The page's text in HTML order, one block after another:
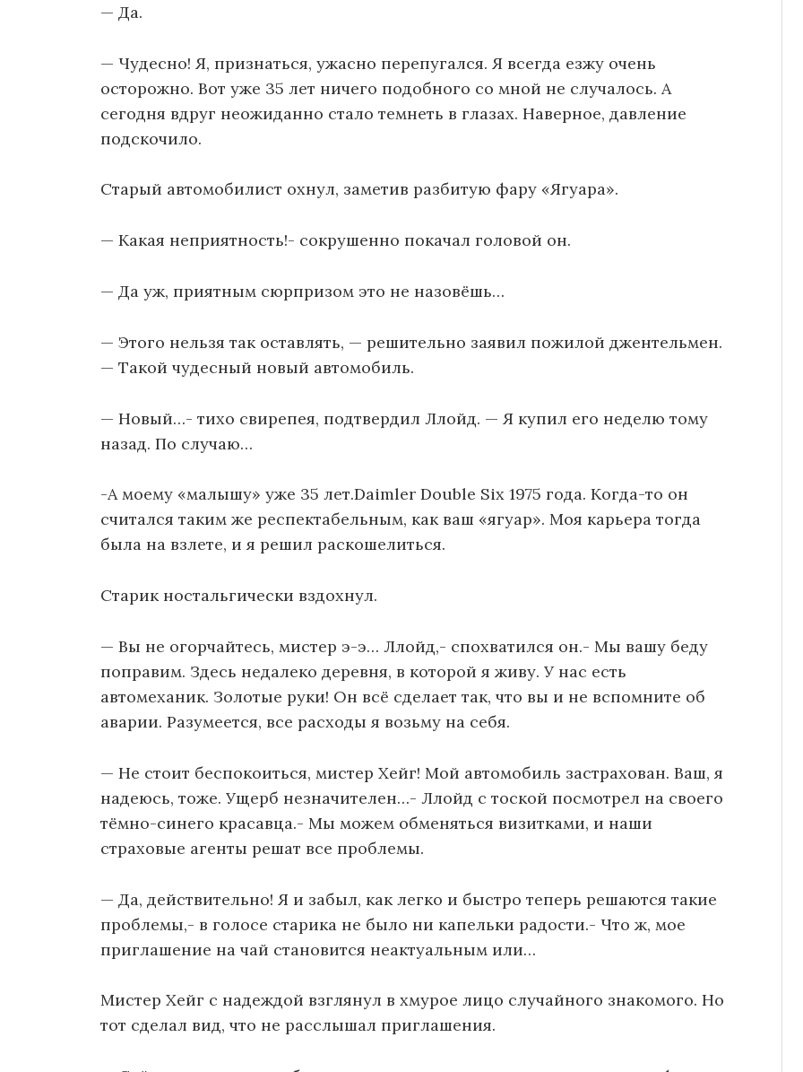
— Да.
— Чудесно! Я, признаться, ужасно перепугался. Я всегда езжу очень
осторожно. Вот уже 35 лет ничего подобного со мной не случалось. А
сегодня вдруг неожиданно стало темнеть в глазах. Наверное, давление
подскочило.
Старый автомобилист охнул, заметив разбитую фару «Ягуара».
— Какая неприятность!- сокрушенно покачал головой он.
— Да уж, приятным сюрпризом это не назовёшь…
— Этого нельзя так оставлять, — решительно заявил пожилой джентельмен.
— Такой чудесный новый автомобиль.
— Новый…- тихо свирепея, подтвердил Ллойд. — Я купил его неделю тому
назад. По случаю…
-А моему «малышу» уже 35 лет.Daimler Double Six 1975 года. Когда-то он
считался таким же респектабельным, как ваш «ягуар». Моя карьера тогда
была на взлете, и я решил раскошелиться.
Старик ностальгически вздохнул.
— Вы не огорчайтесь, мистер э-э… Ллойд,- спохватился он.- Мы вашу беду
поправим. Здесь недалеко деревня, в которой я живу. У нас есть
автомеханик. Золотые руки! Он всё сделает так, что вы и не вспомните об
аварии. Разумеется, все расходы я возьму на себя.
— Не стоит беспокоиться, мистер Хейг! Мой автомобиль застрахован. Ваш, я
надеюсь, тоже. Ущерб незначителен…- Ллойд с тоской посмотрел на своего
тёмно-синего красавца.- Мы можем обменяться визитками, и наши
страховые агенты решат все проблемы.
— Да, действительно! Я и забыл, как легко и быстро теперь решаются такие
проблемы,- в голосе старика не было ни капельки радости.- Что ж, мое
приглашение на чай становится неактуальным или…
Мистер Хейг с надеждой взглянул в хмурое лицо случайного знакомого. Но
тот сделал вид, что не расслышал приглашения.